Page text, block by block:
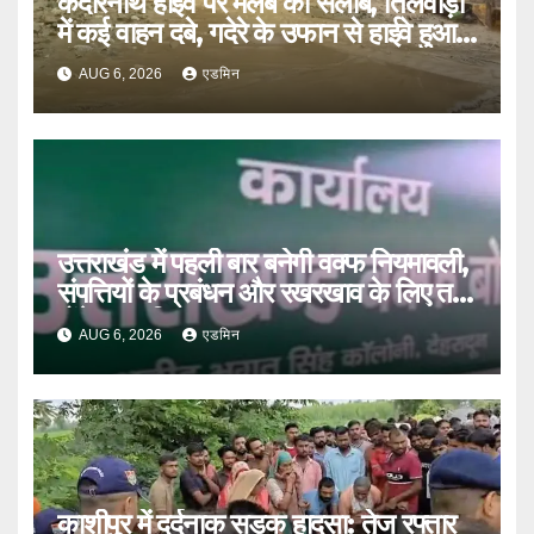
में कई वाहन दबे, गदेरे के उफान से हाईवे हुआ
बंदAUG 6, 2026 एडमिन
उत्तराखंड में पहली बार बनेगी वक्फ नियमावली,
संपत्तियों के प्रबंधन और रखरखाव के लिए तय
होंगे स्पष्ट नियम
AUG 6, 2026 एडमिन
काशीपुर में दर्दनाक सड़क हादसा: तेज रफ्तार